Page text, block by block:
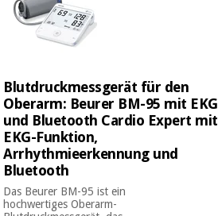
Blutdruckmessgerät für den
Oberarm: Beurer BM-95 mit EKG
und Bluetooth Cardio Expert mit
EKG-Funktion,
Arrhythmieerkennung und
Bluetooth
Das Beurer BM-95 ist ein
hochwertiges Oberarm-